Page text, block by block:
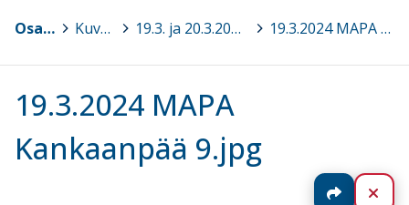
Osaava Satakunta Kuvagalleria > 19.3. ja 20.3.2024 Turvalliset toimintamallit MAPA® Perusteet, Kankaanpää > 19.3.2024 MAPA Kankaanpää 9.jpg
19.3.2024 MAPA
Kankaanpää 9.jpg
Jaa